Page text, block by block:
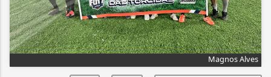
Magnos Alves